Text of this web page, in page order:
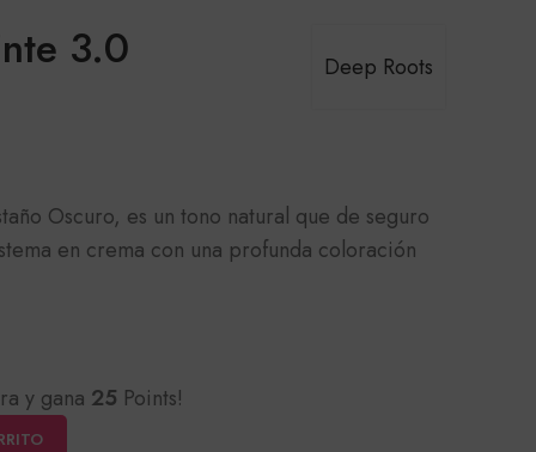
Deep Roots
3.0
Oscuro, es un tono natural que de seguro
en crema con una profunda coloración
y gana 25 Points!